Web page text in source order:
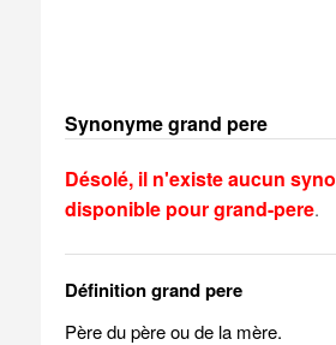
Synonyme grand pere
Désolé, il n'existe aucun
disponible pour grand-pere.
Définition grand pere
Père du père ou de la mère.